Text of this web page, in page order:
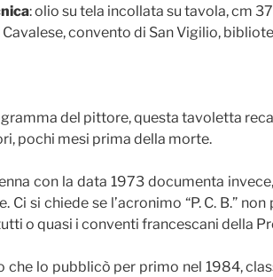
: olio su tela incollata su tavola, cm
Cavalese, convento di San Vigilio,
del pittore, questa tavoletta
pochi mesi prima della morte.
con la data 1973 documenta
Ci si chiede se l’acronimo “P. C. B.”
o quasi i conventi francescani della
che lo pubblicò per primo nel 1984,